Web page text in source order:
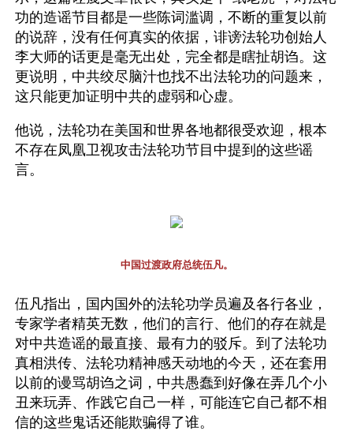
功的造谣节目都是一些陈词滥调，不断的重复以前
的说辞，没有任何真实的依据，诽谤法轮功创始人
李大师的话更是毫无出处，完全都是瞎扯胡诌。这
更说明，中共绞尽脑汁也找不出法轮功的问题来，
这只能更加证明中共的虚弱和心虚。
他说，法轮功在美国和世界各地都很受欢迎，根本
不存在凤凰卫视攻击法轮功节目中提到的这些谣
言。
中国过渡政府总统伍凡。
伍凡指出，国内国外的法轮功学员遍及各行各业，
专家学者精英无数，他们的言行、他们的存在就是
对中共造谣的最直接、最有力的驳斥。到了法轮功
真相洪传、法轮功精神感天动地的今天，还在套用
以前的谩骂胡诌之词，中共愚蠢到好像在弄几个小
丑来玩弄、作践它自己一样，可能连它自己都不相
信的这些鬼话还能欺骗得了谁。